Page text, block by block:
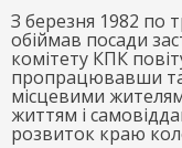
З березня 1982 по
обіймав посади
комітету КПК
пропрацювавши
місцевими
життям і
розвиток краю